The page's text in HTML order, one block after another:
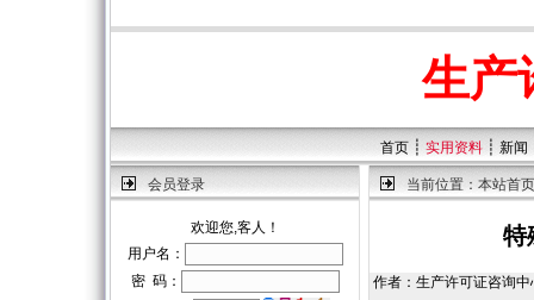
生产
首页 ┊ 实用资料 ┊ 新闻
会员登录
欢迎您,客人！
用户名：
密 码：
当前位置： 本站首页
特
作者：生产许可证咨询